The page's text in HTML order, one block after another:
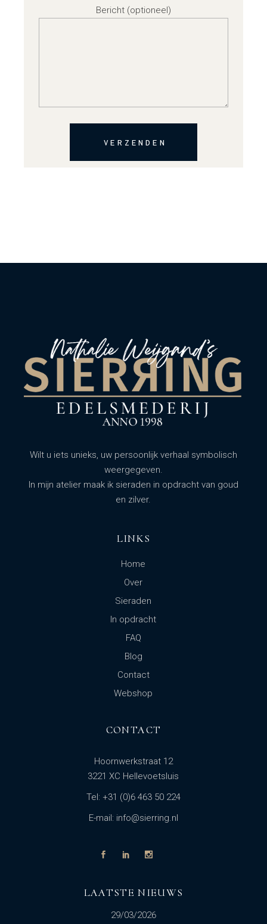
Bericht (optioneel)
VERZENDEN
Wilt u iets unieks, uw persoonlijk verhaal symbolisch
weergegeven.
In mijn atelier maak ik sieraden in opdracht van goud
en zilver.
LINKS
Home
Over
Sieraden
In opdracht
FAQ
Blog
Contact
Webshop
CONTACT
Hoornwerkstraat 12
3221 XC Hellevoetsluis
Tel: +31 (0)6 463 50 224
E-mail: info@sierring.nl
LAATSTE NIEUWS
29/03/2026